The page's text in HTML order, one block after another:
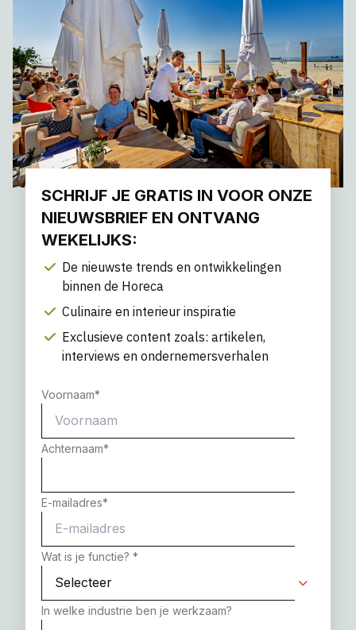
SCHRIJF JE GRATIS IN VOOR ONZE
NIEUWSBRIEF EN ONTVANG
WEKELIJKS:
De nieuwste trends en ontwikkelingen
binnen de Horeca
Culinaire en interieur inspiratie
Exclusieve content zoals: artikelen,
interviews en ondernemersverhalen
Voornaam*
Achternaam*
E-mailadres*
Wat is je functie? *
In welke industrie ben je werkzaam?